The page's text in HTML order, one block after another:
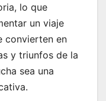
lo que
un viaje
convierten en
y triunfos de la
sea una